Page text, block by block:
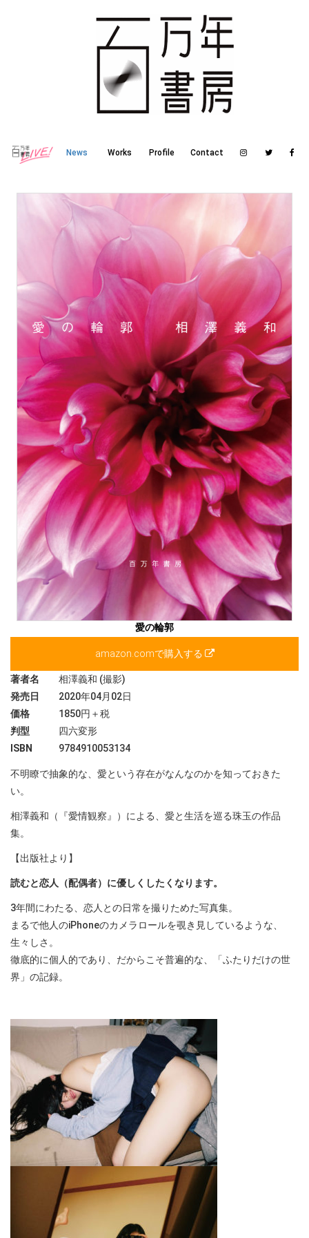
News Works Profile Contact
愛の輪郭
amazon.comで購入する
著者名
相澤義和 (撮影)
発売日
2020年04月02日
価格
1850円＋税
判型
四六変形
ISBN
9784910053134
不明瞭で抽象的な、愛という存在がなんなのかを知っておきた
い。
相澤義和（『愛情観察』）による、愛と生活を巡る珠玉の作品
集。
【出版社より】
読むと恋人（配偶者）に優しくしたくなります。
3年間にわたる、恋人との日常を撮りためた写真集。
まるで他人のiPhoneのカメラロールを覗き見しているような、
生々しさ。
徹底的に個人的であり、だからこそ普遍的な、「ふたりだけの世
界」の記録。